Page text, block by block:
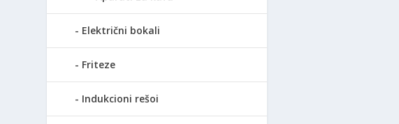
Električni bokali
Friteze
Indukcioni rešoi